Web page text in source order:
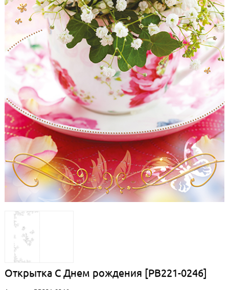
Открытка С Днем рождения [РВ221-0246]